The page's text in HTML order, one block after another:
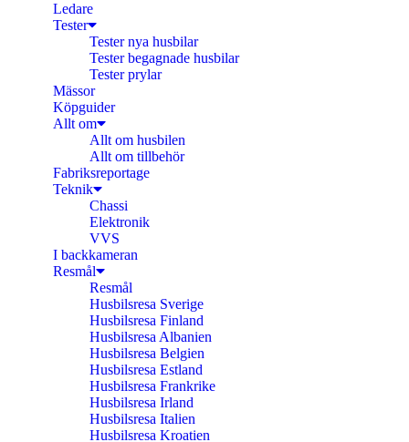
Ledare
Tester
Tester nya husbilar
Tester begagnade husbilar
Tester prylar
Mässor
Köpguider
Allt om
Allt om husbilen
Allt om tillbehör
Fabriksreportage
Teknik
Chassi
Elektronik
VVS
I backkameran
Resmål
Resmål
Husbilsresa Sverige
Husbilsresa Finland
Husbilsresa Albanien
Husbilsresa Belgien
Husbilsresa Estland
Husbilsresa Frankrike
Husbilsresa Irland
Husbilsresa Italien
Husbilsresa Kroatien